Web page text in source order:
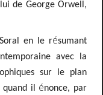
de George Orwell,
en le résumant
avec la
sur le plan
quand il énonce, par